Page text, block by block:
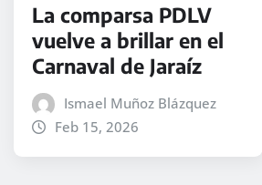
La comparsa PDLV
vuelve a brillar en el
Carnaval de Jaraíz
Ismael Muñoz Blázquez
Feb 15, 2026